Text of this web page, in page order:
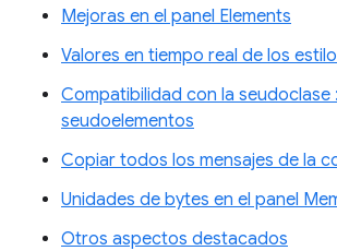
Mejoras en el panel Elements
Valores en tiempo real de los
Compatibilidad con la seudoclase
seudoelementos
Copiar todos los mensajes de la
Unidades de bytes en el panel
Otros aspectos destacados